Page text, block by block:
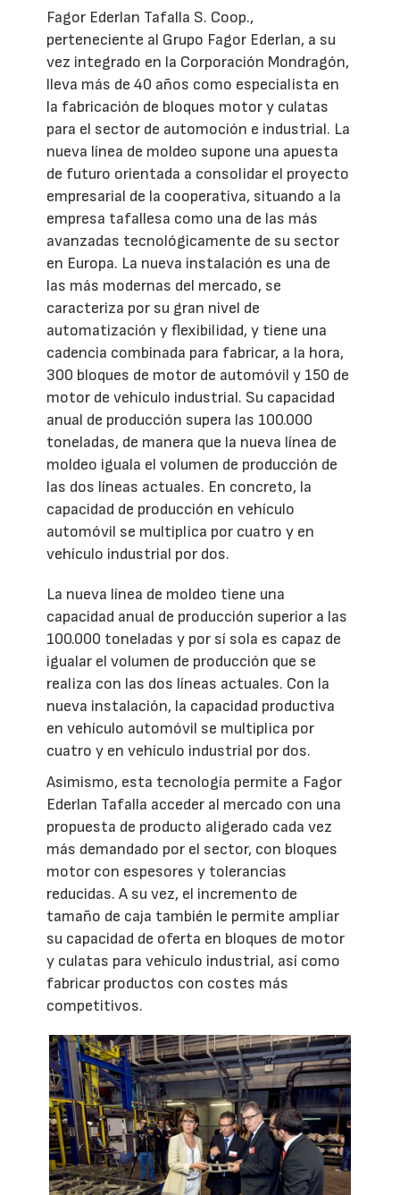
Fagor Ederlan Tafalla S. Coop.,
perteneciente al Grupo Fagor Ederlan, a su
vez integrado en la Corporación Mondragón,
lleva más de 40 años como especialista en
la fabricación de bloques motor y culatas
para el sector de automoción e industrial. La
nueva línea de moldeo supone una apuesta
de futuro orientada a consolidar el proyecto
empresarial de la cooperativa, situando a la
empresa tafallesa como una de las más
avanzadas tecnológicamente de su sector
en Europa. La nueva instalación es una de
las más modernas del mercado, se
caracteriza por su gran nivel de
automatización y flexibilidad, y tiene una
cadencia combinada para fabricar, a la hora,
300 bloques de motor de automóvil y 150 de
motor de vehículo industrial. Su capacidad
anual de producción supera las 100.000
toneladas, de manera que la nueva línea de
moldeo iguala el volumen de producción de
las dos líneas actuales. En concreto, la
capacidad de producción en vehículo
automóvil se multiplica por cuatro y en
vehículo industrial por dos.
La nueva línea de moldeo tiene una
capacidad anual de producción superior a las
100.000 toneladas y por sí sola es capaz de
igualar el volumen de producción que se
realiza con las dos líneas actuales. Con la
nueva instalación, la capacidad productiva
en vehículo automóvil se multiplica por
cuatro y en vehículo industrial por dos.
Asimismo, esta tecnología permite a Fagor
Ederlan Tafalla acceder al mercado con una
propuesta de producto aligerado cada vez
más demandado por el sector, con bloques
motor con espesores y tolerancias
reducidas. A su vez, el incremento de
tamaño de caja también le permite ampliar
su capacidad de oferta en bloques de motor
y culatas para vehículo industrial, así como
fabricar productos con costes más
competitivos.